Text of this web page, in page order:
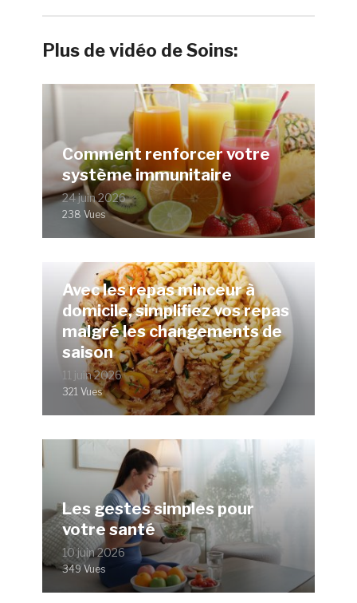
Plus de vidéo de Soins:
Comment renforcer votre
système immunitaire
24 juin 2026
238 Vues
Avec les repas minceur à
domicile, simplifiez vos repas
malgré les changements de
saison
11 juin 2026
321 Vues
Les gestes simples pour
votre santé
10 juin 2026
349 Vues